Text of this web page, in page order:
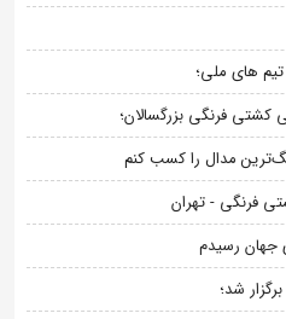
کشتی فرنگی بزرگسالان؛
مدال را کسب کنم
فرنگی - تهران
جهان رسیدم
شد؛